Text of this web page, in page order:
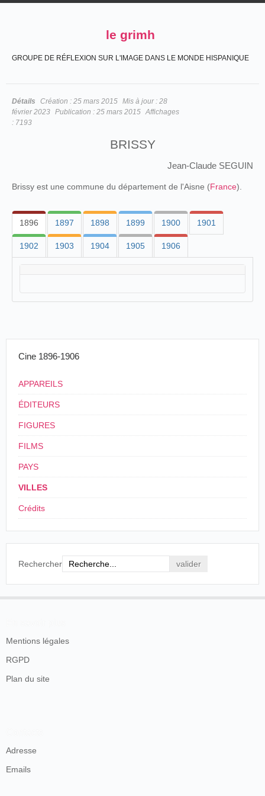
le grimh
GROUPE DE RÉFLEXION SUR L'IMAGE DANS LE MONDE HISPANIQUE
Détails Création : 25 mars 2015 Mis à jour : 28
février 2023 Publication : 25 mars 2015 Affichages
: 7193
BRISSY
Jean-Claude SEGUIN
Brissy est une commune du département de l'Aisne (France).
1896 1897 1898 1899 1900 1901
1902 1903 1904 1905 1906
Cine 1896-1906
APPAREILS
ÉDITEURS
FIGURES
FILMS
PAYS
VILLES
Crédits
Rechercher
Mentions légales
RGPD
Plan du site
Adresse
Emails